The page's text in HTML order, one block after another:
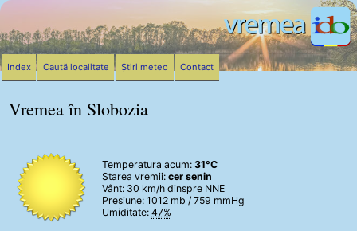
Vremea în Slobozia
Temperatura acum: 31°C
Starea vremii: cer senin
Vânt: 30 km/h dinspre NNE
Presiune: 1012 mb / 759 mmHg
Umiditate: 47%
Index Caută localitate Știri meteo Contact